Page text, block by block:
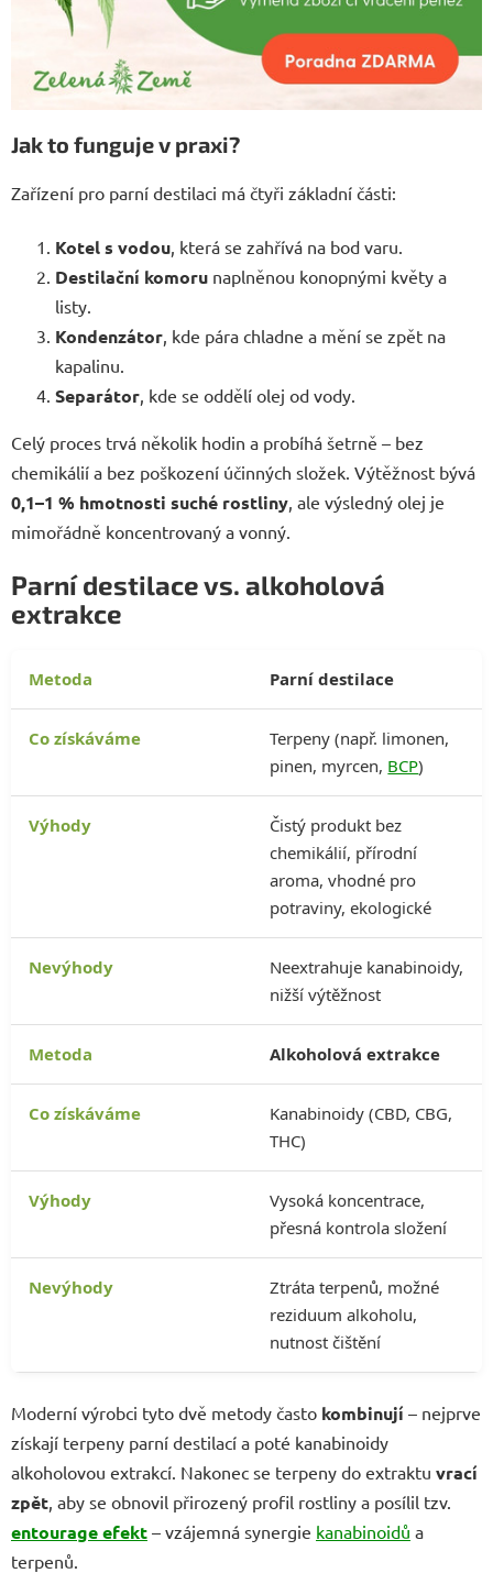
Jak to funguje v praxi?
Zařízení pro parní destilaci má čtyři základní části:
Kotel s vodou, která se zahřívá na bod varu.
Destilační komoru naplněnou konopnými květy a
listy.
Kondenzátor, kde pára chladne a mění se zpět na
kapalinu.
Separátor, kde se oddělí olej od vody.
Celý proces trvá několik hodin a probíhá šetrně – bez
chemikálií a bez poškození účinných složek. Výtěžnost bývá
0,1–1 % hmotnosti suché rostliny, ale výsledný olej je
mimořádně koncentrovaný a vonný.
Parní destilace vs. alkoholová
extrakce
Parní destilace
Terpeny (např. limonen,
pinen, myrcen, BCP)
Čistý produkt bez
chemikálií, přírodní
aroma, vhodné pro
potraviny, ekologické
Neextrahuje kanabinoidy,
nižší výtěžnost
Alkoholová extrakce
Kanabinoidy (CBD, CBG,
THC)
Vysoká koncentrace,
přesná kontrola složení
Ztráta terpenů, možné
reziduum alkoholu,
nutnost čištění
Moderní výrobci tyto dvě metody často kombinují – nejprve
získají terpeny parní destilací a poté kanabinoidy
alkoholovou extrakcí. Nakonec se terpeny do extraktu vrací
zpět , aby se obnovil přirozený profil rostliny a posílil tzv.
entourage efekt – vzájemná synergie kanabinoidů a
terpenů.